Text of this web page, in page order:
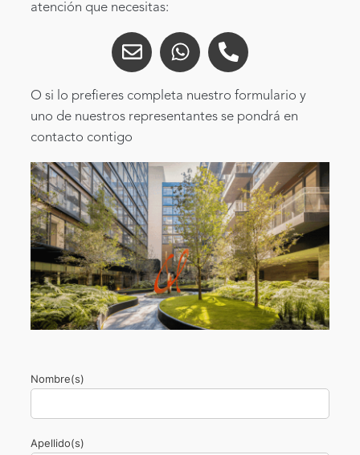
atención que necesitas:
O si lo prefieres completa nuestro formulario y
uno de nuestros representantes se pondrá en
contacto contigo
Nombre(s)
Apellido(s)